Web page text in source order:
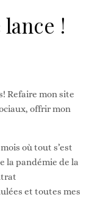
!
Refaire mon site
offrir mon
où tout s’est
la pandémie de la
et toutes mes